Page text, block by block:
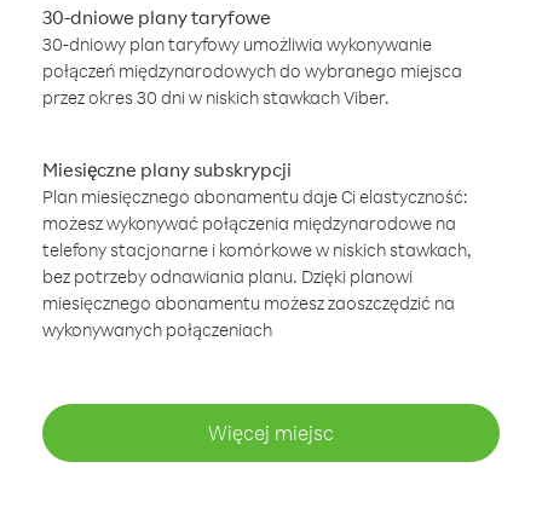
30-dniowe plany taryfowe
30-dniowy plan taryfowy umożliwia wykonywanie
połączeń międzynarodowych do wybranego miejsca
przez okres 30 dni w niskich stawkach Viber.
Miesięczne plany subskrypcji
Plan miesięcznego abonamentu daje Ci elastyczność:
możesz wykonywać połączenia międzynarodowe na
telefony stacjonarne i komórkowe w niskich stawkach,
bez potrzeby odnawiania planu. Dzięki planowi
miesięcznego abonamentu możesz zaoszczędzić na
wykonywanych połączeniach
Więcej miejsc